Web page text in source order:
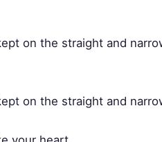
on the straight and
on the straight and